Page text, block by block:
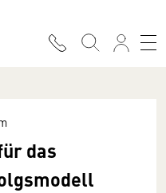
das